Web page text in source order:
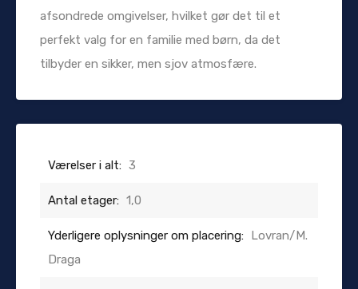
afsondrede omgivelser, hvilket gør det til et
perfekt valg for en familie med børn, da det
tilbyder en sikker, men sjov atmosfære.
Værelser i alt: 3
Antal etager: 1,0
Yderligere oplysninger om placering: Lovran/M.
Draga